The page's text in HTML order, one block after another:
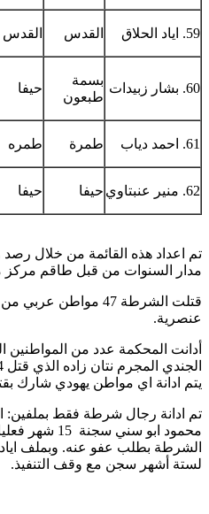
59. اياد الحلاق القدس القدس
60. بشار زبيدات
بسمة
طبعون
حيفا
61. احمد دياب طمرة طمره
62. منير عنبتاوي حيفا حيفا
تم اعداد هذه القائمة من خلال
مدار السنوات من قبل طاقم مركز
عنصرية.
أدانت المحكمة عدد من المواطنين
يتم ادانة اي مواطن يهودي شارك
تم ادانة رجال شرطة فقط
الشرطة بطلب عفو عنه. وبملف اياد
لستة أشهر سجن مع وقف التنفيذ.